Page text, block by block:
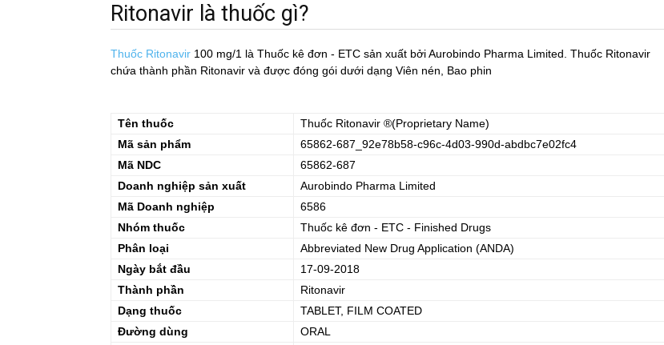
Ritonavir là thuốc gì?
Thuốc Ritonavir 100 mg/1 là Thuốc kê đơn - ETC sản xuất bởi Aurobindo Pharma Limited. Thuốc Ritonavir
chứa thành phần Ritonavir và được đóng gói dưới dạng Viên nén, Bao phin
Tên thuốc Thuốc Ritonavir ®(Proprietary Name)
Mã sản phẩm
65862-687_92e78b58-c96c-4d03-990d-abdbc7e02fc4
Mã NDC
65862-687
Doanh nghiệp sản xuất
Aurobindo Pharma Limited
Mã Doanh nghiệp
6586
Nhóm thuốc
Thuốc kê đơn - ETC - Finished Drugs
Phân loại
Abbreviated New Drug Application (ANDA)
Ngày bắt đầu
17-09-2018
Thành phần
Ritonavir
Dạng thuốc
TABLET, FILM COATED
Đường dùng
ORAL